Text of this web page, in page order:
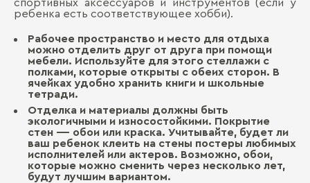
спортивных аксессуаров и инструментов (если у
ребенка есть соответствующее хобби).
Рабочее пространство и место для отдыха
можно отделить друг от друга при помощи
мебели. Используйте для этого стеллажи с
полками, которые открыты с обеих сторон. В
ячейках удобно хранить книги и школьные
тетради.
Отделка и материалы должны быть
экологичными и износостойкими. Покрытие
стен -— обои или краска. Учитывайте, будет ли
ваш ребенок клеить на стены постеры любимых
исполнителей или актеров. Возможно, обои,
которые можно сменить через несколько лет,
будут лучшим вариантом.